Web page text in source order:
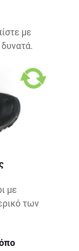
με
με
των